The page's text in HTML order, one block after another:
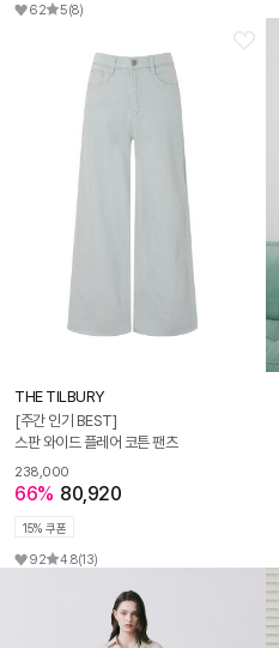
62 5(8)
THE TILBURY
[주간 인기 BEST]
스판 와이드 플레어 코튼 팬츠
238,000
66% 80,920
15% 쿠폰
92 4.8(13)